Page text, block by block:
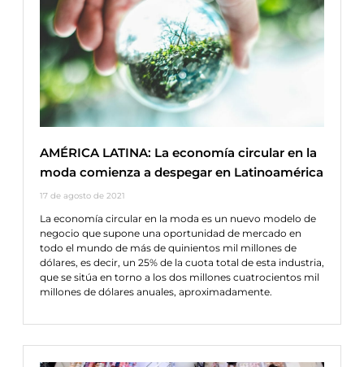
AMÉRICA LATINA: La economía circular en la
moda comienza a despegar en Latinoamérica
17 de agosto de 2021
La economía circular en la moda es un nuevo modelo de
negocio que supone una oportunidad de mercado en
todo el mundo de más de quinientos mil millones de
dólares, es decir, un 25% de la cuota total de esta industria,
que se sitúa en torno a los dos millones cuatrocientos mil
millones de dólares anuales, aproximadamente.